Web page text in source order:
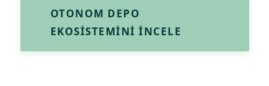
OTONOM DEPO
EKOSISTEMINI İNCELE